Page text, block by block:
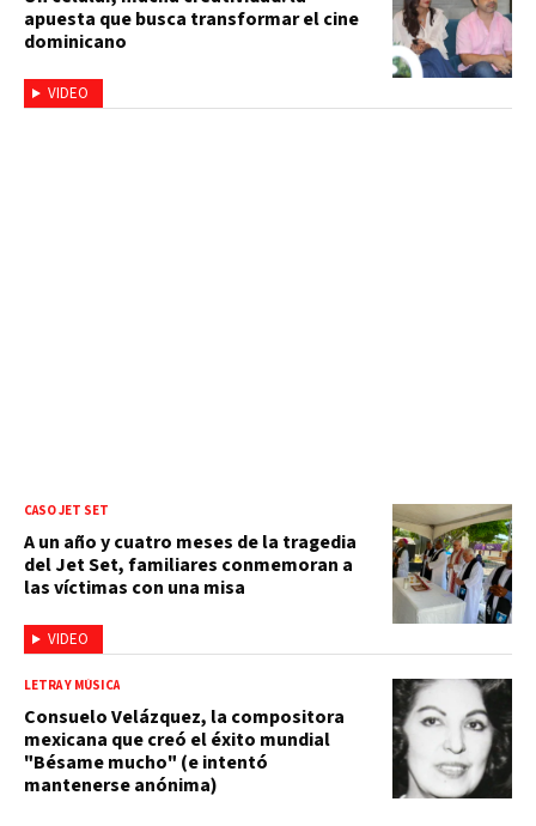
VIDEO
apuesta que busca transformar el cine
dominicano
VIDEO
CASO JET SET
A un año y cuatro meses de la tragedia
del Jet Set, familiares conmemoran a
las víctimas con una misa
LETRA Y MÚSICA
Consuelo Velázquez, la compositora
mexicana que creó el éxito mundial
"Bésame mucho" (e intentó
mantenerse anónima)